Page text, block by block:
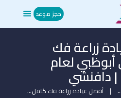
حجز موعد
زراعة فك
لعام
... أفضل عيادة زراعة فك كامل...
الرئيسية
من نحن
العلاجات
المدونة